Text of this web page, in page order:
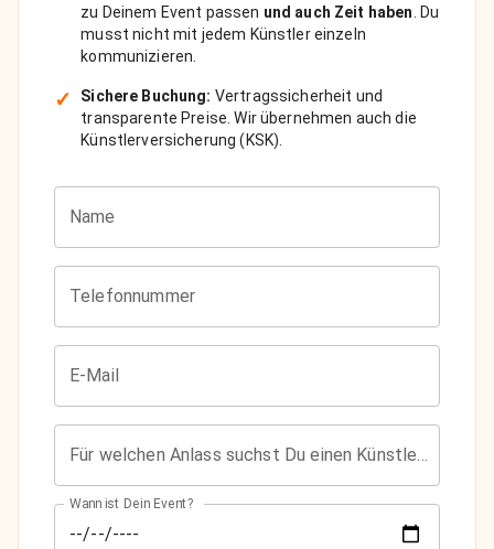
zu Deinem Event passen und auch Zeit haben . Du
musst nicht mit jedem Künstler einzeln
kommunizieren.
✓ Sichere Buchung: Vertragssicherheit und
transparente Preise. Wir übernehmen auch die
Künstlerversicherung (KSK).
Name
Telefonnummer
E-Mail
Wann ist Dein Event?